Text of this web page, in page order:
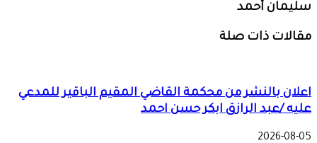
سليمان أحمد
مقالات ذات صلة
اعلان بالنشر من محكمة القاضي المقيم الباقير للمدعي
عليه /عبد الرازق ابكر حسن احمد
2026-08-05